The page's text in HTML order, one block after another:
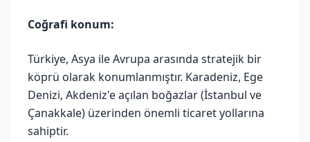
Coğrafi konum:
Türkiye, Asya ile Avrupa arasında stratejik bir
köprü olarak konumlanmıştır. Karadeniz, Ege
Denizi, Akdeniz'e açılan boğazlar (İstanbul ve
Çanakkale) üzerinden önemli ticaret yollarına
sahiptir.